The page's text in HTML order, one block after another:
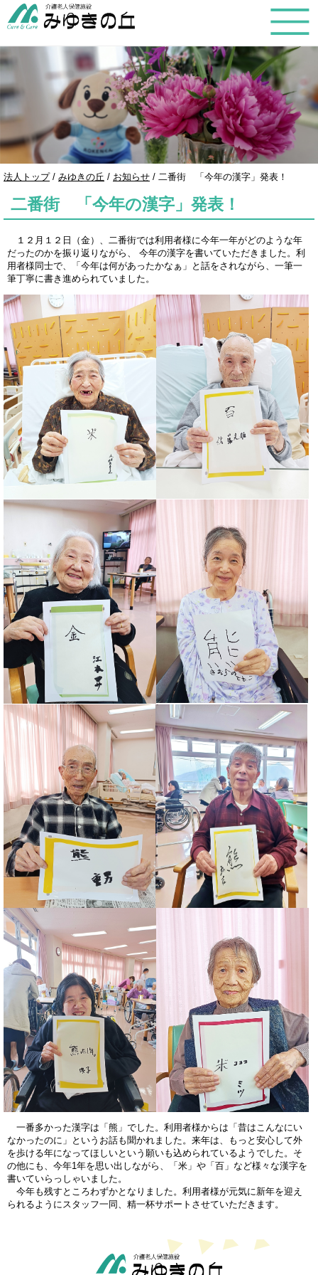
このページの本文へ
現
法人トップ/ みゆきの丘 / お知らせ / 二番街 「今年の漢字」発表！
二番街 「今年の漢字」発表！
１２月１２日（金）、二番街では利用者様に今年一年がどのような年
だったのかを振り返りながら、 今年の漢字を書いていただきました。利
用者様同士で、「今年は何があったかなぁ」と話をされながら、一筆一
筆丁寧に書き進められていました。
一番多かった漢字は「熊」でした。利用者様からは「昔はこんなにい
なかったのに」というお話も聞かれました。来年は、もっと安心して外
を歩ける年になってほしいという願いも込められているようでした。そ
の他にも、今年1年を思い出しながら、「米」や「百」など様々な漢字を
書いていらっしゃいました。
今年も残すところわずかとなりました。利用者様が元気に新年を迎え
られるようにスタッフ一同、精一杯サポートさせていただきます。